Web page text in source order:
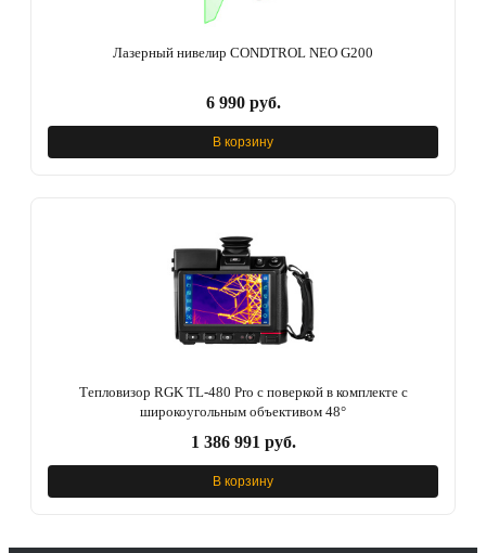
Лазерный нивелир CONDTROL NEO G200
6 990 руб.
В корзину
Тепловизор RGK TL-480 Pro с поверкой в комплекте с
широкоугольным объективом 48°
1 386 991 руб.
В корзину